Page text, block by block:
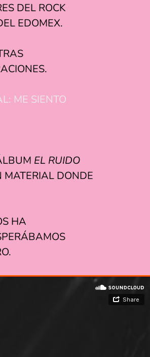
DEL ROCK
EDOMEX.
ME SIENTO
EL RUIDO
MATERIAL DONDE
HA